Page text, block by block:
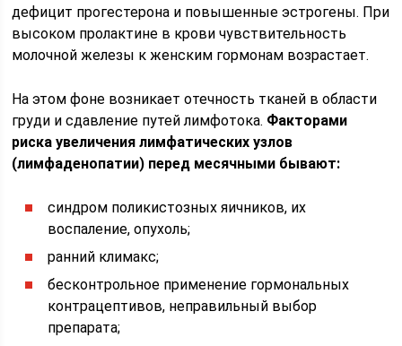
дефицит прогестерона и повышенные эстрогены. При
высоком пролактине в крови чувствительность
молочной железы к женским гормонам возрастает.
На этом фоне возникает отечность тканей в области
груди и сдавление путей лимфотока. Факторами
риска увеличения лимфатических узлов
(лимфаденопатии) перед месячными бывают:
синдром поликистозных яичников, их
воспаление, опухоль;
ранний климакс;
бесконтрольное применение гормональных
контрацептивов, неправильный выбор
препарата;